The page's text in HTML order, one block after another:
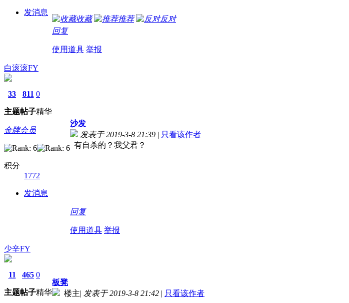
发消息
收藏 推荐
反对
回复
使用道具 举报
白滚滚FY
33
主题
811
帖子
0
精华
金牌会员
积分
1772
发消息
沙发
发表于 2019-3-8 21:39 | 只看该作者
有自杀的？我父君？
回复
使用道具 举报
少辛FY
11
主题
465
帖子
0
精华
板凳
楼主| 发表于 2019-3-8 21:42 | 只看该作者